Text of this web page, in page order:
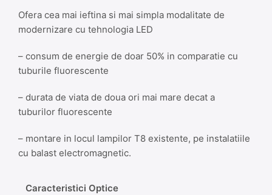
Ofera cea mai ieftina si mai simpla modalitate de
modernizare cu tehnologia LED
– consum de energie de doar 50% in comparatie cu
tuburile fluorescente
– durata de viata de doua ori mai mare decat a
tuburilor fluorescente
– montare in locul lampilor T8 existente, pe instalatiile
cu balast electromagnetic.
Caracteristici Optice